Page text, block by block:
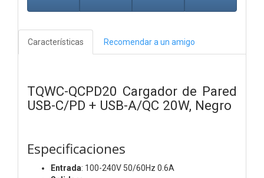
Características Recomendar a un amigo
TQWC-QCPD20 Cargador de Pared
USB-C/PD + USB-A/QC 20W, Negro
Especificaciones
Entrada: 100-240V 50/60Hz 0.6A